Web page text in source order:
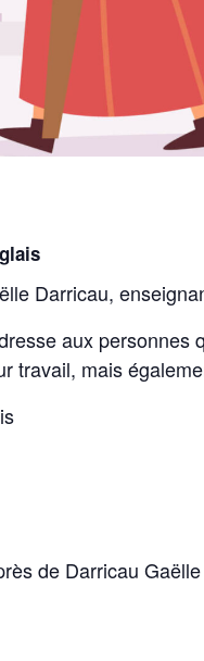
Darricau,
aux personnes
travail, mais
de Darricau